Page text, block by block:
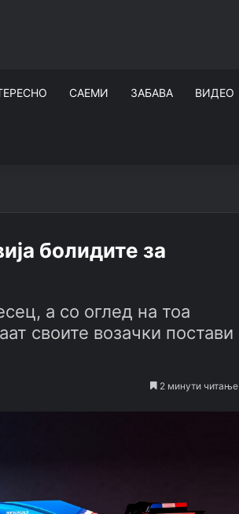
САЕМИ ЗАБАВА ВИДЕО
болидите за
а со оглед на тоа
своите возачки постави
2 минути читање